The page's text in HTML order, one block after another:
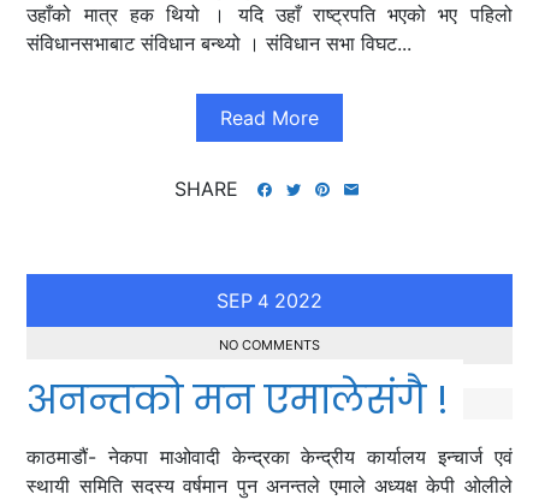
उहाँको मात्र हक थियो । यदि उहाँ राष्ट्रपति भएको भए पहिलो
संविधानसभाबाट संविधान बन्थ्यो । संविधान सभा विघट...
Read More
SHARE
SEP 4 2022
NO COMMENTS
अनन्तको मन एमालेसंगै !
काठमाडौं- नेकपा माओवादी केन्द्रका केन्द्रीय कार्यालय इन्चार्ज एवं
स्थायी समिति सदस्य वर्षमान पुन अनन्तले एमाले अध्यक्ष केपी ओलीले